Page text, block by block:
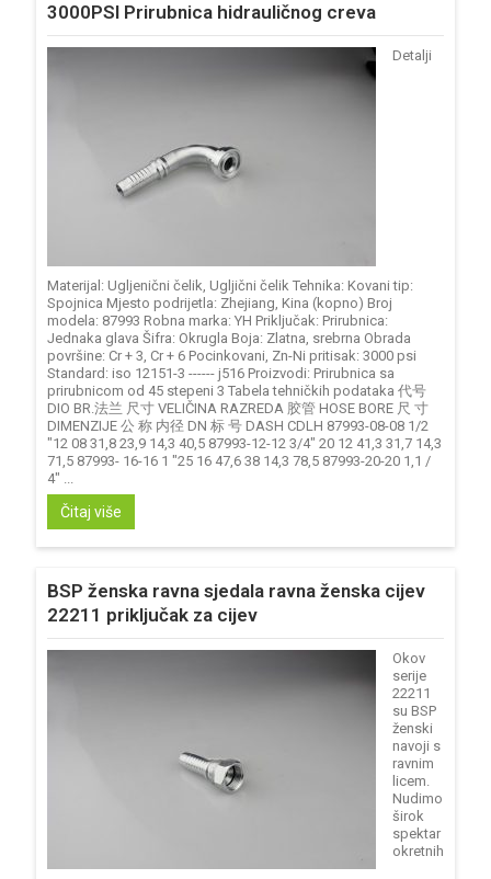
3000PSI Prirubnica hidrauličnog creva
Detalji
Materijal: Ugljenični čelik, Ugljični čelik Tehnika: Kovani tip:
Spojnica Mjesto podrijetla: Zhejiang, Kina (kopno) Broj
modela: 87993 Robna marka: YH Priključak: Prirubnica:
Jednaka glava Šifra: Okrugla Boja: Zlatna, srebrna Obrada
površine: Cr + 3, Cr + 6 Pocinkovani, Zn-Ni pritisak: 3000 psi
Standard: iso 12151-3 ------ j516 Proizvodi: Prirubnica sa
prirubnicom od 45 stepeni 3 Tabela tehničkih podataka 代号
DIO BR.法兰 尺寸 VELIČINA RAZREDA 胶管 HOSE BORE 尺 寸
DIMENZIJE 公 称 内径 DN 标 号 DASH CDLH 87993-08-08 1/2
"12 08 31,8 23,9 14,3 40,5 87993-12-12 3/4" 20 12 41,3 31,7 14,3
71,5 87993- 16-16 1 "25 16 47,6 38 14,3 78,5 87993-20-20 1,1 /
4" ...
Čitaj više
BSP ženska ravna sjedala ravna ženska cijev
22211 priključak za cijev
Okov
serije
22211
su BSP
ženski
navoji s
ravnim
licem.
Nudimo
širok
spektar
okretnih